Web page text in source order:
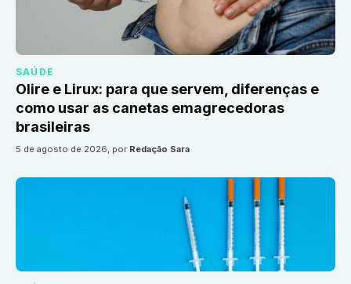
SAÚDE
Olire e Lirux: para que servem, diferenças e
como usar as canetas emagrecedoras
brasileiras
5 de agosto de 2026, por Redação Sara